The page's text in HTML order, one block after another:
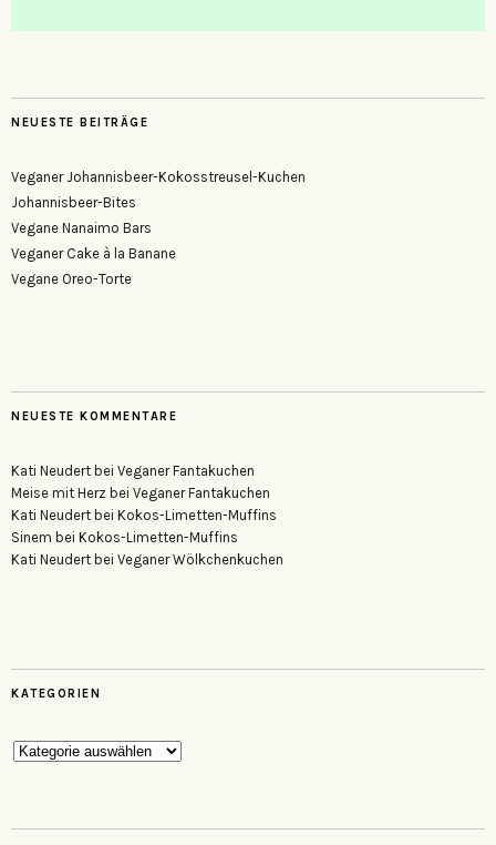
NEUESTE BEITRÄGE
Veganer Johannisbeer-Kokosstreusel-Kuchen
Johannisbeer-Bites
Vegane Nanaimo Bars
Veganer Cake à la Banane
Vegane Oreo-Torte
NEUESTE KOMMENTARE
Kati Neudert bei Veganer Fantakuchen
Meise mit Herz bei Veganer Fantakuchen
Kati Neudert bei Kokos-Limetten-Muffins
Sinem bei Kokos-Limetten-Muffins
Kati Neudert bei Veganer Wölkchenkuchen
KATEGORIEN
Kategorien